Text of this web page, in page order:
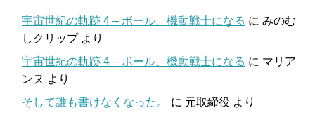
宇宙世紀の軌跡 4 – ボール、機動戦士になる に みのむ
しクリップより
宇宙世紀の軌跡 4 – ボール、機動戦士になる に マリア
ンヌ より
そして誰も書けなくなった。
に 元取締役 より